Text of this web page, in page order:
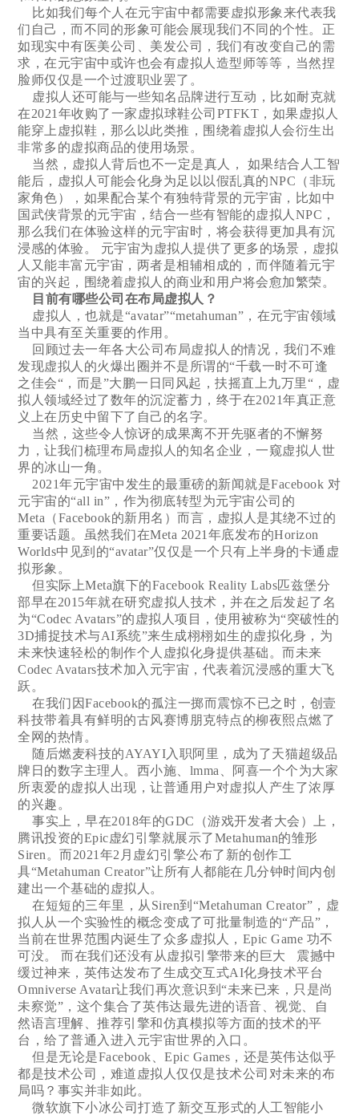
比如我们每个人在元宇宙中都需要虚拟形象来代表我
们自己，而不同的形象可能会展现我们不同的个性。正
如现实中有医美公司、美发公司，我们有改变自己的需
求，在元宇宙中或许也会有虚拟人造型师等等，当然捏
脸师仅仅是一个过渡职业罢了。
虚拟人还可能与一些知名品牌进行互动，比如耐克就
在2021年收购了一家虚拟球鞋公司PTFKT，如果虚拟人
能穿上虚拟鞋，那么以此类推，围绕着虚拟人会衍生出
非常多的虚拟商品的使用场景。
当然，虚拟人背后也不一定是真人， 如果结合人工智
能后，虚拟人可能会化身为足以以假乱真的NPC（非玩
家角色），如果配合某个有独特背景的元宇宙，比如中
国武侠背景的元宇宙，结合一些有智能的虚拟人NPC，
那么我们在体验这样的元宇宙时，将会获得更加具有沉
浸感的体验。 元宇宙为虚拟人提供了更多的场景，虚拟
人又能丰富元宇宙，两者是相辅相成的，而伴随着元宇
宙的兴起，围绕着虚拟人的商业和用户将会愈加繁荣。
目前有哪些公司在布局虚拟人？
虚拟人，也就是“avatar”“metahuman”，在元宇宙领域
当中具有至关重要的作用。
回顾过去一年各大公司布局虚拟人的情况，我们不难
发现虚拟人的火爆出圈并不是所谓的“千载一时不可逢
之佳会“，而是”大鹏一日同风起，扶摇直上九万里“，虚
拟人领域经过了数年的沉淀蓄力，终于在2021年真正意
义上在历史中留下了自己的名字。
当然，这些令人惊讶的成果离不开先驱者的不懈努
力，让我们梳理布局虚拟人的知名企业，一窥虚拟人世
界的冰山一角。
2021年元宇宙中发生的最重磅的新闻就是Facebook 对
元宇宙的“all in”，作为彻底转型为元宇宙公司的
Meta（Facebook的新用名）而言，虚拟人是其绕不过的
重要话题。虽然我们在Meta 2021年底发布的Horizon
Worlds中见到的“avatar”仅仅是一个只有上半身的卡通虚
拟形象。
但实际上Meta旗下的Facebook Reality Labs匹兹堡分
部早在2015年就在研究虚拟人技术，并在之后发起了名
为“Codec Avatars”的虚拟人项目，使用被称为“突破性的
3D捕捉技术与AI系统”来生成栩栩如生的虚拟化身，为
未来快速轻松的制作个人虚拟化身提供基础。而未来
Codec Avatars技术加入元宇宙，代表着沉浸感的重大飞
跃。
在我们因Facebook的孤注一掷而震惊不已之时，创壹
科技带着具有鲜明的古风赛博朋克特点的柳夜熙点燃了
全网的热情。
随后燃麦科技的AYAYI入职阿里，成为了天猫超级品
牌日的数字主理人。西小施、lmma、阿喜一个个为大家
所衷爱的虚拟人出现，让普通用户对虚拟人产生了浓厚
的兴趣。
事实上，早在2018年的GDC（游戏开发者大会）上，
腾讯投资的Epic虚幻引擎就展示了Metahuman的雏形
Siren。而2021年2月虚幻引擎公布了新的创作工
具“Metahuman Creator”让所有人都能在几分钟时间内创
建出一个基础的虚拟人。
在短短的三年里，从Siren到“Metahuman Creator”，虚
拟人从一个实验性的概念变成了可批量制造的“产品”，
当前在世界范围内诞生了众多虚拟人，Epic Game 功不
可没。 而在我们还没有从虚拟引擎带来的巨大 震撼中
缓过神来，英伟达发布了生成交互式AI化身技术平台
Omniverse Avatar让我们再次意识到“未来已来，只是尚
未察觉”，这个集合了英伟达最先进的语音、视觉、自
然语言理解、推荐引擎和仿真模拟等方面的技术的平
台，给了普通入进入元宇宙世界的入口。
但是无论是Facebook、Epic Games，还是英伟达似乎
都是技术公司，难道虚拟人仅仅是技术公司对未来的布
局吗？事实并非如此。
微软旗下小冰公司打造了新交互形式的人工智能小